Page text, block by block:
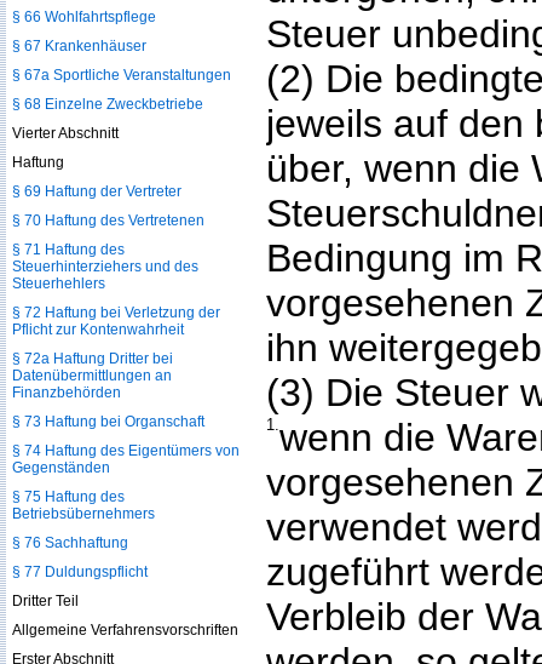
Steuer
(2) Die
jeweils auf den
über, wenn die
Bedingung im
vorgesehenen
ihn
(3) Die Steuer
1.wenn die
vorgesehenen
verwendet
zugeführt
Verbleib der
§ 66 Wohlfahrtspflege
§ 67 Krankenhäuser
§ 67a Sportliche Veranstaltungen
§ 68 Einzelne Zweckbetriebe
Vierter Abschnitt
Haftung
§ 69 Haftung der Vertreter
§ 70 Haftung des Vertretenen
§ 71 Haftung des
Steuerhinterziehers und des
Steuerhehlers
§ 72 Haftung bei Verletzung der
Pflicht zur Kontenwahrheit
§ 72a Haftung Dritter bei
Datenübermittlungen an
Finanzbehörden
§ 73 Haftung bei Organschaft
§ 74 Haftung des Eigentümers von
Gegenständen
§ 75 Haftung des
Betriebsübernehmers
§ 76 Sachhaftung
§ 77 Duldungspflicht
Dritter Teil
Allgemeine Verfahrensvorschriften
Erster Abschnitt